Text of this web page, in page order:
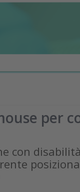
per
con